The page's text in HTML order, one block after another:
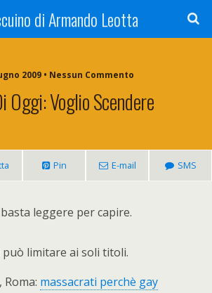
di Armando Leotta
2009 • Nessun Commento
Oggi: Voglio Scendere
Pin E-mail SMS
leggere per capire.
può limitare ai soli titoli.
Roma: massacrati perchè gay